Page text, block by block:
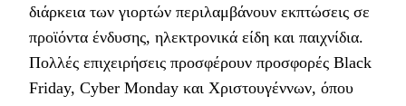
διάρκεια των γιορτών περιλαμβάνουν εκπτώσεις σε
προϊόντα ένδυσης, ηλεκτρονικά είδη και παιχνίδια.
Πολλές επιχειρήσεις προσφέρουν προσφορές Black
Friday, Cyber Monday και Χριστουγέννων, όπου